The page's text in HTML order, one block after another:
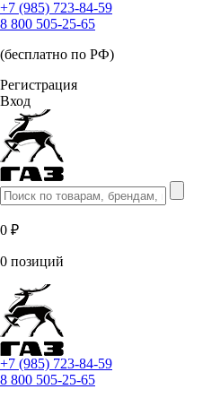
+7 (985) 723-84-59
8 800 505-25-65
(бесплатно по РФ)
Регистрация
Вход
0 ₽
0 позиций
+7 (985) 723-84-59
8 800 505-25-65